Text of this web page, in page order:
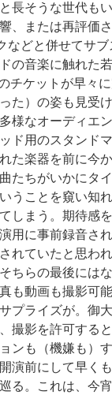
長そうな世代も
、または再評価
などと併せてサ
の音楽に触れた
チケットが早々
た）の姿も見受
様なオーディエ
ド用のスタンド
た楽器を前に今
たちがいかにタ
うことを窺い知
しまう。期待感
用に事前録音さ
れていたと思わ
ちらの最後には
も動画も撮影可
プライズが。御
撮影を許可する
ンも（機嫌も）
演前にして早く
る。これは、今